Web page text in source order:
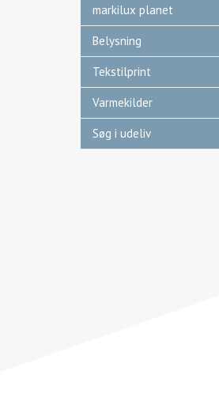
markilux planet
Belysning
Tekstilprint
Varmekilder
Søg i udeliv